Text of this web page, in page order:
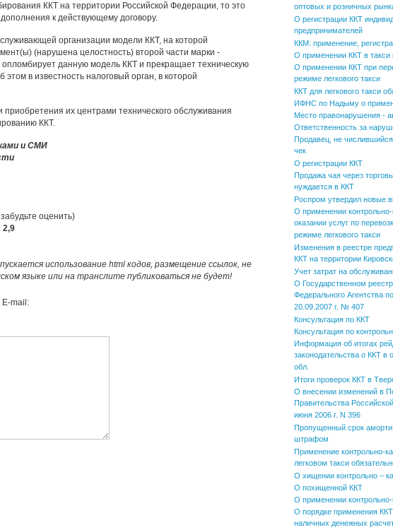
ККТ на территории Российской Федерации, то это
к действующему договору.
организации модели ККТ, на которой
(нарушена целостность) второй части марки -
данную модель ККТ и прекращает техническую
в известность налоговый орган, в которой
их центрами технического обслуживания
ККТ.
и СМИ
оценить)
2,9
использование html кодов, размещение ссылок, не
языке или на транслите публиковаться не будет!
mail:
оптовых и розничных
О регистрации ККТ
предпринимателей
ККМ: применение,
О применении ККТ в такси
О применении ККТ при
режиме легкового такси
ККТ для легкового такси
ИФНС по Надыму о
Место правонарушения -
Ответственность за
Продавец, не
чек
О регистрации ККТ
Продажа чая через
нуждается в ККТ
Роспром утвердил новые
О применении
оказании услуг по
режиме легкового такси
Изменения в реестре
ККТ на территории
Учет затрат на
О Государственном
Федерального Агентства
20.09.2007 г. № 407
Консультация по ККТ
Консультация по
Информация об итогах
законодательства о ККТ в
обл.
Итоги проверок ККТ в
О внесении изменений в
Правительства
июня 2006 г. N 396
Пропущенный срок
штрафом
Применение контрольно-
легковом такси
О хищении контрольно –
О похищенной ККТ
О применении контрольно-
О порядке применения
наличных денежных